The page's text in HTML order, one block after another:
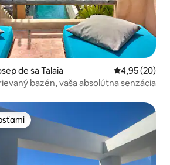
de sa Talaia Priemerné
4,95 (20)
bazén, vaša absolútna senzácia